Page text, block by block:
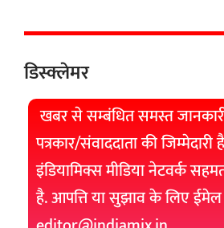
डिस्क्लेमर
खबर से सम्बंधित समस्त
पत्रकार/संवाददाता की
इंडियामिक्स मीडिया नेटवर्क
है. आपत्ति या सुझाव के लिए